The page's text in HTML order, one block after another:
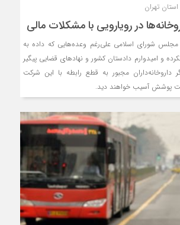
تهران
در رویارویی با مشکلات مالی
شورای اسلامی علی‌رغم وعده‌هایی که داده به
و امیدوارم دادستان کشور و نهادهای قضایی پیگیر
داروخانه‌داران مجبور به قطع رابطه با این شرکت
پوشش آسیب خواهند دید.